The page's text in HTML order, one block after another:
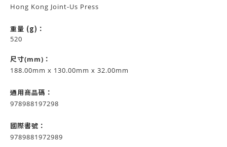
Hong Kong Joint-Us Press
重量 (g)：
520
尺寸(mm)：
188.00mm x 130.00mm x 32.00mm
通用商品碼：
978988197298
國際書號：
9789881972989